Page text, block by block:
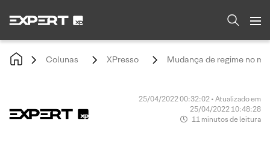
Colunas XPresso Mudança de regime no
25/04/2022 00:32:02 • Atualizado em
25/04/2022 10:48:28
11 minutos de leitura